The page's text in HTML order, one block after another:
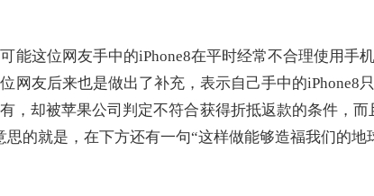
能这位网友手中的iPhone8在平时经常不合理使用手
网友后来也是做出了补充，表示自己手中的iPhone8
，却被苹果公司判定不符合获得折抵返款的条件，而
的就是，在下方还有一句“这样做能够造福我们的地